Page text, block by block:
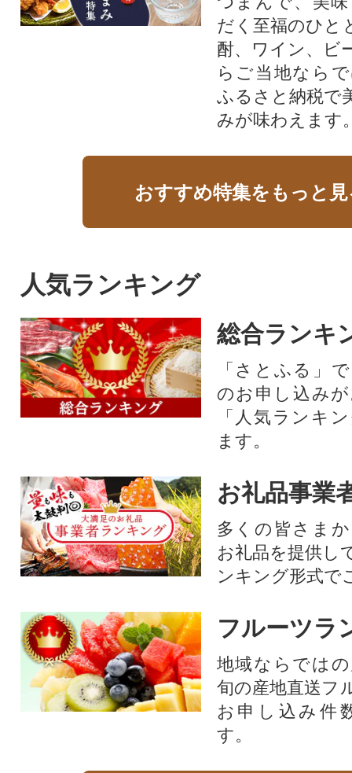
だく至福のひと
酎、ワイン、ビ
らご当地なら
ふるさと納税で
みが味わえます
おすすめ特集をもっと
人気ランキング
総合ランキ
「さとふる」
のお申し込み
「人気ランキ
ます。
お礼品事業
多くの皆さま
お礼品を提供し
ンキング形式で
フルーツラ
地域ならでは
旬の産地直送フ
お申し込み件
す。